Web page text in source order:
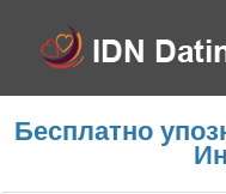
Бесплатно